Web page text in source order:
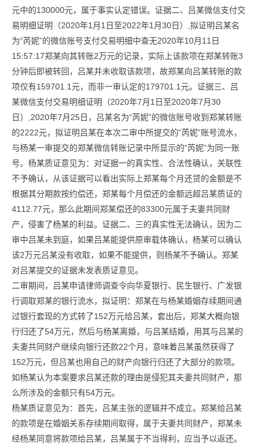
元中的130000元，属于事实认定错误。证据二、吕某微信支付交
易明细证明（2020年1月1日至2022年1月30日）,拟证明吕某名
为“芮妮”的微信账号支付交易明细中查无2020年10月11日
15:57:17郑某向其转账2万元的记录，实际上该款项在郑某转账3
分钟后即被转回，吕某并未收取该款项，故郑某向吕某转账的款
项仅有159701.1元，而非一审认定的179701.1元。证据三、吕
某微信支付交易明细证明（2020年7月1日至2020年7月30
日）,2020年7月25日，吕某名为“芮妮”的微信账号收到郑某转账
的2222元，拟证明吕某在本次二审中所提交的“芮妮”账号流水，
与杨某一审提交的郑某微信转账记录中所显示的“芮妮”为同一账
号。杨某质证意见为：对证据一的真实性、合法性确认，关联性
不予确认，从该证据可以看出实际上郑某每个月还贷的金额是不
根据其分期款按约偿还，郑某每个月偿还的金额远超吕某质证的
4112.77元，那么此期间郑某偿还的83300元属于夫妻共同财
产，侵害了杨某的利益。证据二、三的真实性无法确认，因为二
审中吕某未到庭，如果吕某能提供原审载体确认，杨某可以确认
该2万元吕某没有收取，如果不能提供，则杨某不予确认。郑某
对吕某提交的证据未发表质证意见。
二审期间，吕某申请律师调查令向华夏银行、民生银行、广发银
行调取郑某的银行流水，拟证明：郑某在与杨某婚姻存续期间通
过银行套现的方式转了152万元给吕某，套出后，郑某大概向银
行归还了54万元，然后与杨某离婚，与吕某结婚，用其与吕某的
夫妻共同财产继续向银行还款22个月，意味着吕某虽然获得了
152万元，但吕某也用自己的财产向银行归还了大部分的款项。
如杨某认为本案要求吕某还款的理由是侵犯其夫妻共同财产，那
么所涉及的金额只有54万元。
杨某质证意见为：首先，吕某主张的逻辑并不成立。郑某给吕某
的款项是在婚姻关系存续期间取得，属于夫妻共同财产，郑某未
经杨某同意将款项给吕某，吕某属于不当得利，应当予以返还。